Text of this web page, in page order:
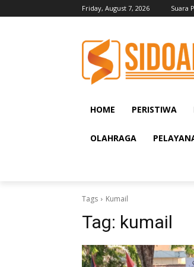
Friday, August 7, 2026 Suara
HOME PERISTIWA
OLAHRAGA
Tags Kumail
Tag: kumail